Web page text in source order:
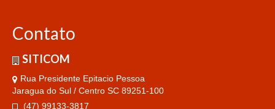
Contato
SITICOM
Rua Presidente Epitacio Pessoa
Jaragua do Sul / Centro SC 89251-100
(47) 99133-3817